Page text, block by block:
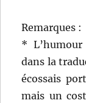
Remarques :
*
dans la
écossais
mais un